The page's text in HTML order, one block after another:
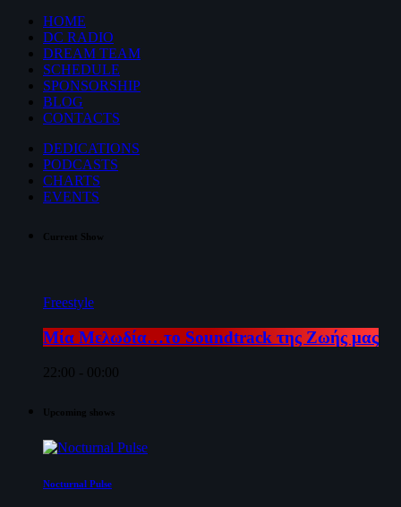
HOME
DC RADIO
DREAM TEAM
SCHEDULE
SPONSORSHIP
BLOG
CONTACTS
DEDICATIONS
PODCASTS
CHARTS
EVENTS
Current Show
Freestyle
Μία Μελωδία…το Soundtrack της Ζωής μας
22:00 - 00:00
Upcoming shows
Nocturnal Pulse